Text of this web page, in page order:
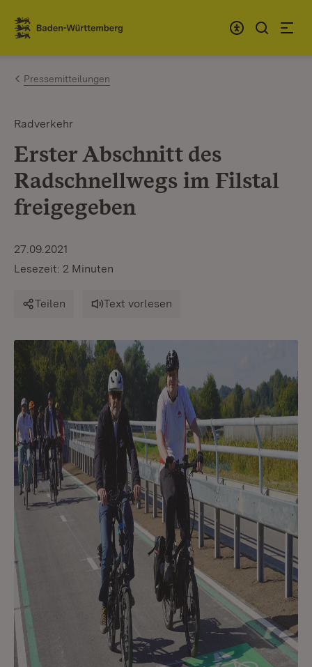
Zum Inhalt springen
Link zur Startseite
Pressemitteilungen
Radverkehr
Erster Abschnitt des
Radschnellwegs im Filstal
freigegeben
27.09.2021
Lesezeit: 2 Minuten
Teilen Text vorlesen